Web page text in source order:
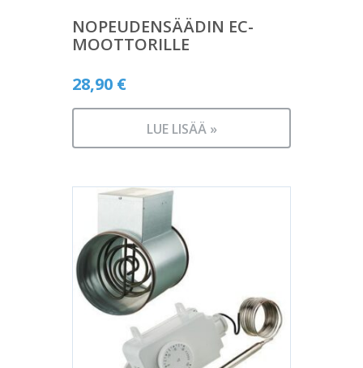
NOPEUDENSÄÄDIN EC-
MOOTTORILLE
28,90 €
LUE LISÄÄ »